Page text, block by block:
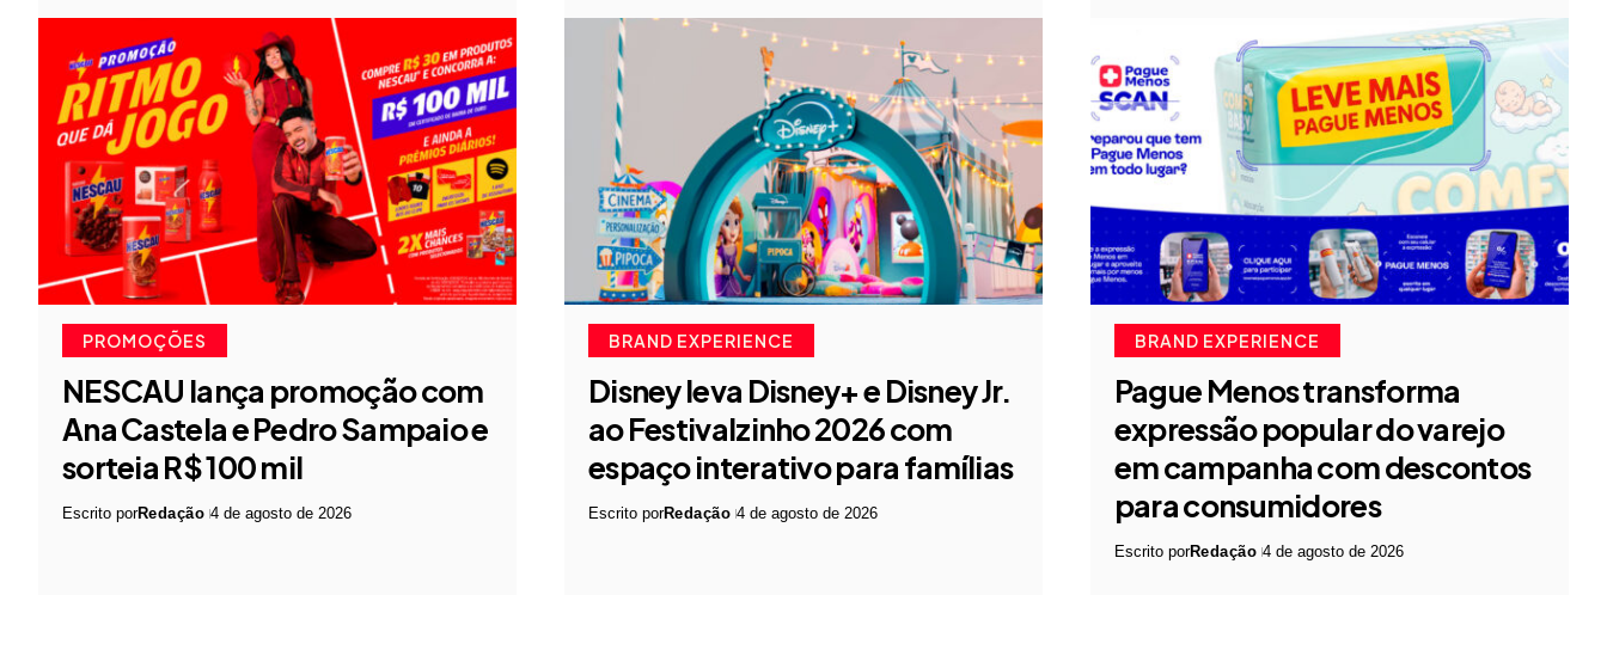
PROMOÇÕES
NESCAU lança promoção com
Ana Castela e Pedro Sampaio e
sorteia R$ 100 mil
Escrito porRedação 4 de agosto de 2026
BRAND EXPERIENCE
Disney leva Disney+ e Disney Jr.
ao Festivalzinho 2026 com
espaço interativo para famílias
Escrito porRedação 4 de agosto de 2026
BRAND EXPERIENCE
Pague Menos transforma
expressão popular do varejo
em campanha com descontos
para consumidores
Escrito porRedação 4 de agosto de 2026